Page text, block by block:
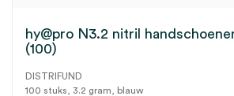
hy@pro N3.2 nitril
(100)
DISTRIFUND
100 stuks, 3.2 gram, blauw